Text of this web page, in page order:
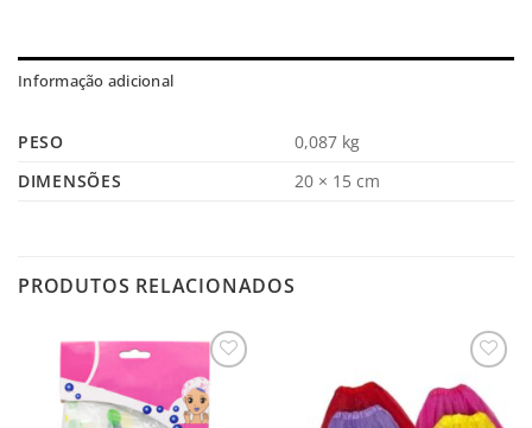
Informação adicional
PESO
0,087 kg
DIMENSÕES
20 × 15 cm
PRODUTOS RELACIONADOS
Salvar
Lista
Salvar
na
Lista